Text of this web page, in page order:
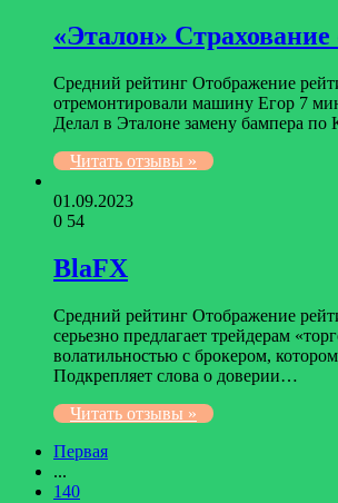
«Эталон»
Средний рейтинг Отображение
отремонтировали машину Егор 7
Делал в Эталоне замену бампера
Читать отзывы »
01.09.2023
0 54
BlaFX
Средний рейтинг Отображение
серьезно предлагает трейдерам
волатильностью с брокером,
Подкрепляет слова о доверии…
Читать отзывы »
Первая
...
140